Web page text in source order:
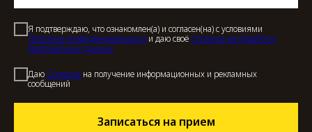
Я подтверждаю, что ознакомлен(а) и согласен(на) с условиями
Политики конфиденциальности и даю своё Согласие на обработку
персональных данных
Даю Cогласие на получение информационных и рекламных
сообщений
Записаться на прием